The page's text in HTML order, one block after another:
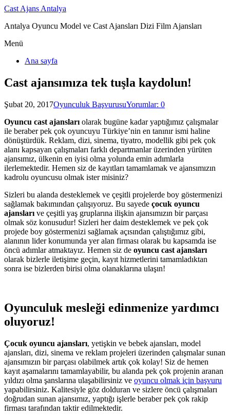
Cast Ajans Antalya
Antalya Oyuncu Model ve Cast Ajansları Dizi Film Ajansları
Menü
Ana sayfa
Cast ajansımıza tek tuşla kaydolun!
Şubat 20, 2017Oyunculuk BaşvurusuYorumlar: 0
Oyuncu cast ajansları olarak bugüne kadar yaptığımız çalışmalar
ile beraber pek çok oyuncuyu Türkiye’nin en tanınır ismi haline
dönüştürdük. Reklam, dizi, sinema, tiyatro, modellik gibi pek çok
alanı kapsayan çalışmaları farklı departmanlar üzerinden yürüten
ajansımız, ülkenin en iyisi olma yolunda emin adımlarla
ilerlemektedir. Hemen siz de kayıtları tamamlamak ve ajansımızın
kadrolu oyuncusu olmak ister misiniz?
Sizleri bu alanda desteklemek ve çeşitli projelerde boy göstermenizi
sağlamak bakımından çalışıyoruz. Bu sayede çocuk oyuncu
ajansları ve çeşitli yaş gruplarına ilişkin ajansımızın bir parçası
olmak söz konusudur! Sizleri her daim desteklemek ve pek çok
projede boy göstermenizi sağlamak açısından çalıştığımız gibi,
alanının lider konumunda yer alan firması olarak bu kapsamda ise
öncü adımlar atmaktayız. Hemen siz de oyuncu cast ajansları
olarak bizlerle iletişime geçin, kayıt hizmetlerini tamamladıktan
sonra ise bizlerden birisi olma olanaklarına ulaşın!
Oyunculuk mesleği edinmenize yardımcı
oluyoruz!
Çocuk oyuncu ajansları, yetişkin ve bebek ajansları, model
ajansları, dizi, sinema ve reklam projeleri üzerinden çalışmalar sunan
ajansımızın bir parçası olabilmek artık çok kolay! Siz de hemen
kayıt aşamalarını tamamlayabilir, bu alanda pek çok projenin aranan
yıldızı olma şanslarına ulaşabilirsiniz ve oyuncu olmak için başvuru
yapabilirsiniz. Kalitesiyle göz dolduran ve sizlere öncü çalışmaları
doğrudan sunan ajansımız, yaptığı işlerle beraber pek çok rakip
firması tarafından taktir edilmektedir.